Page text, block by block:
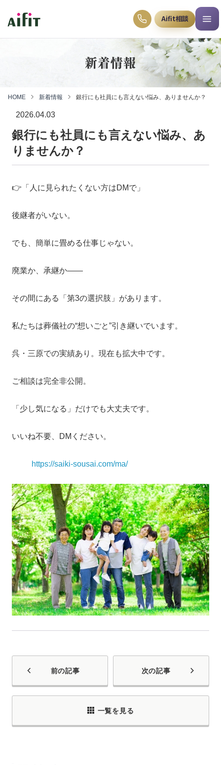
Aifit相談
新着情報
HOME 新着情報 銀行にも社員にも言えない悩み、ありませんか？
2026.04.03
銀行にも社員にも言えない悩み、あ
りませんか？
👉「人に見られたくない方はDMで」
後継者がいない。
でも、簡単に畳める仕事じゃない。
廃業か、承継か——
その間にある「第3の選択肢」があります。
私たちは葬儀社の“想いごと”引き継いでいます。
呉・三原での実績あり。現在も拡大中です。
ご相談は完全非公開。
「少し気になる」だけでも大丈夫です。
いいね不要、DMください。
https://saiki-sousai.com/ma/
前の記事 次の記事
一覧を見る